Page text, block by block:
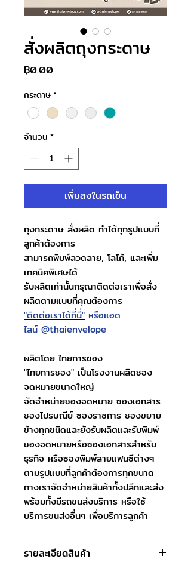
สั่งผลิตถุงกระดาษ
฿0.00ราคา
กระดาษ*
จำนวน *
เพิ่มลงในรถเข็น
ถุงกระดาษ สั่งผลิต ทำได้ทุกรูปแบบที่
ลูกค้าต้องการ
สามารถพิมพ์ลวดลาย, โลโก้, และเพิ่ม
เทคนิคพิเศษได้
รับผลิตเท่านั้นกรุณาติดต่อเราเพื่อสั่ง
ผลิตตามแบบที่คุณต้องการ
"ติดต่อเราได้ที่นี่" หรือแอด
ไลน์ @thaienvelope
ผลิตโดย ไทยการซอง
"ไทยการซอง" เป็นโรงงานผลิตซอง
จดหมายขนาดใหญ่
จัดจำหน่ายซองจดหมาย ซองเอกสาร
ซองไปรษณีย์ ซองราชการ ซองขยาย
ข้างทุกชนิดและยังรับผลิตและรับพิมพ์
ซองจดหมายหรือซองเอกสารสำหรับ
ธุรกิจ หรือซองพิมพ์ลายแฟนซีต่างๆ
ตามรูปแบบที่ลูกค้าต้องการทุกขนาด
ทางเราจัดจำหน่ายสินค้าทั้งปลีกและส่ง
พร้อมทั้งมีรถขนส่งบริการ หรือใช้
บริการขนส่งอื่นๆ เพื่อบริการลูกค้า
รายละเอียดสินค้า